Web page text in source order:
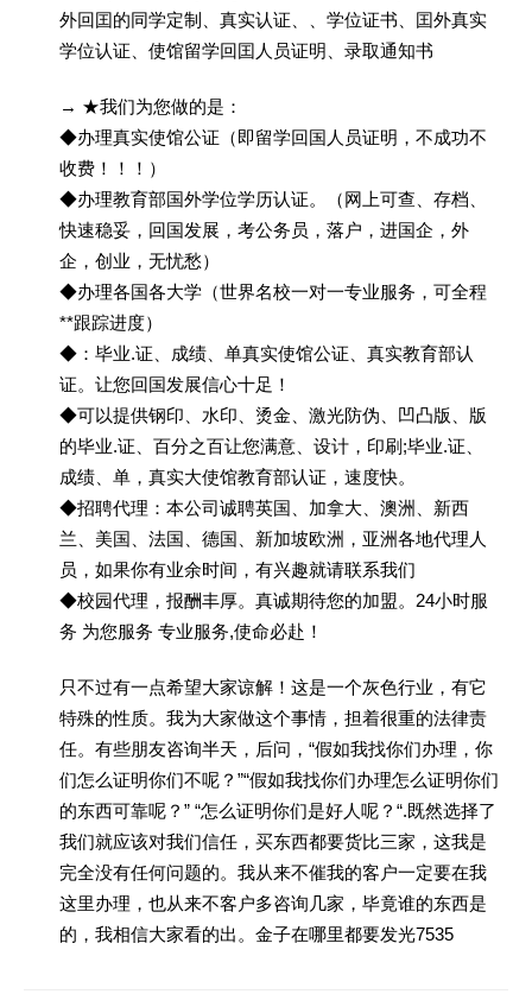
外回囯的同学定制、真实认证、、学位证书、囯外真实
学位认证、使馆留学回囯人员证明、录取通知书
→ ★我们为您做的是：
◆办理真实使馆公证（即留学回国人员证明，不成功不
收费！！！）
◆办理教育部国外学位学历认证。（网上可查、存档、
快速稳妥，回国发展，考公务员，落户，进国企，外
企，创业，无忧愁）
◆办理各国各大学（世界名校一对一专业服务，可全程
**跟踪进度）
◆：毕业.证、成绩、单真实使馆公证、真实教育部认
证。让您回国发展信心十足！
◆可以提供钢印、水印、烫金、激光防伪、凹凸版、版
的毕业.证、百分之百让您满意、设计，印刷;毕业.证、
成绩、单，真实大使馆教育部认证，速度快。
◆招聘代理：本公司诚聘英国、加拿大、澳洲、新西
兰、美国、法国、德国、新加坡欧洲，亚洲各地代理人
员，如果你有业余时间，有兴趣就请联系我们
◆校园代理，报酬丰厚。真诚期待您的加盟。24小时服
务 为您服务 专业服务,使命必赴！
只不过有一点希望大家谅解！这是一个灰色行业，有它
特殊的性质。我为大家做这个事情，担着很重的法律责
任。有些朋友咨询半天，后问，“假如我找你们办理，你
们怎么证明你们不呢？”“假如我找你们办理怎么证明你们
的东西可靠呢？” “怎么证明你们是好人呢？“.既然选择了
我们就应该对我们信任，买东西都要货比三家，这我是
完全没有任何问题的。我从来不催我的客户一定要在我
这里办理，也从来不客户多咨询几家，毕竟谁的东西是
的，我相信大家看的出。金子在哪里都要发光7535